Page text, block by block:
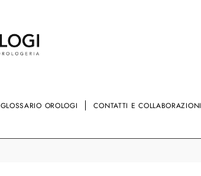
GLOSSARIO OROLOGI CONTATTI E COLLABORAZIONI